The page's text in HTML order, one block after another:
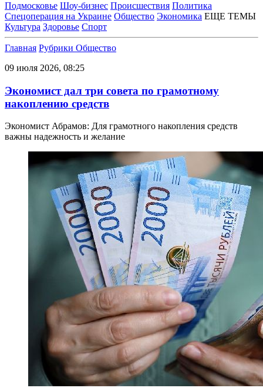
Подмосковье Шоу-бизнес Происшествия Политика
Спецоперация на Украине Общество Экономика ЕЩЕ ТЕМЫ
Культура Здоровье Спорт
Главная Рубрики Общество
09 июля 2026, 08:25
Экономист дал три совета по грамотному
накоплению средств
Экономист Абрамов: Для грамотного накопления средств
важны надежность и желание